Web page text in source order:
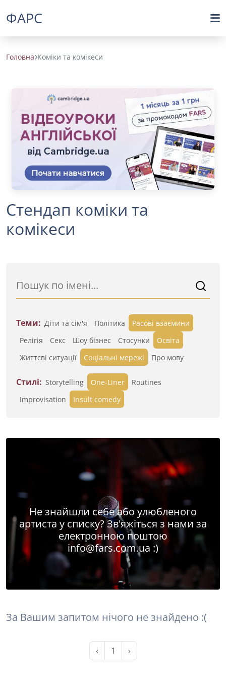
ФАРС
Головна Коміки та комікеси
Стендап коміки та
комікеси
Теми: Діти та сім'я Політика
Расові взаємини
Релігія
Секс Шоу бізнес Стосунки
Освіта
Життєві ситуації
Cоціальні мережі Про мову
Стилі: Storytelling One-Liner
Routines
Improvisation
Insult comedy
Не знайшли себе або улюбленого
артиста у списку? Зв'яжіться з нами за
електронною поштою
info@fars.com.ua :)
За Вашим запитом нічого не знайдено :(
‹ 1 ›